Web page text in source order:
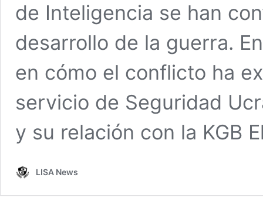
de Inteligencia se han
desarrollo de la guerra.
en cómo el conflicto ha
servicio de Seguridad
y su relación con la KGB
LISA News